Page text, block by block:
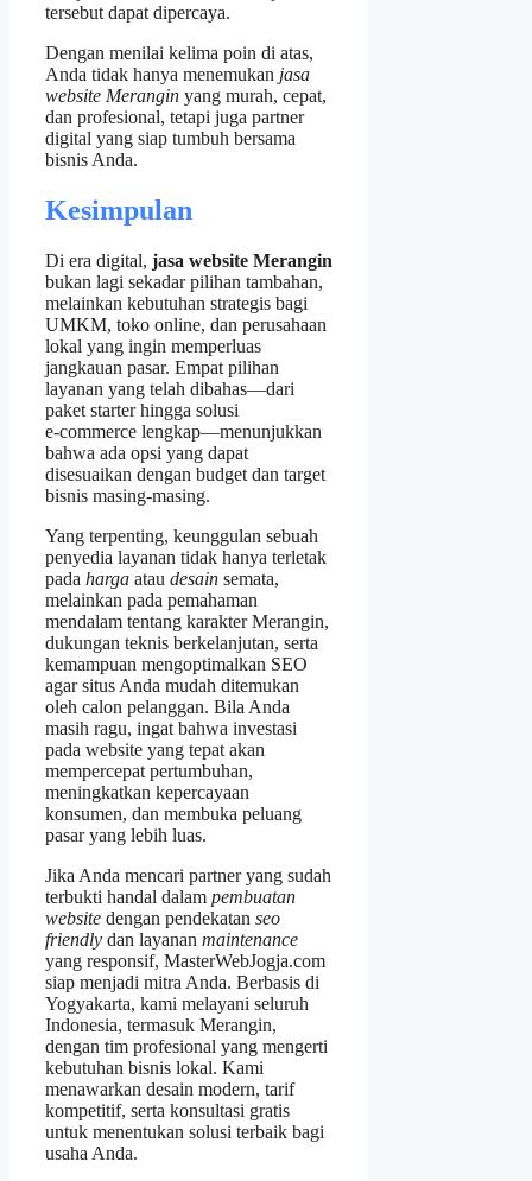
tersebut dapat dipercaya.
Dengan menilai kelima poin di atas,
Anda tidak hanya menemukan jasa
website Merangin yang murah, cepat,
dan profesional, tetapi juga partner
digital yang siap tumbuh bersama
bisnis Anda.
Kesimpulan
Di era digital, jasa website Merangin
bukan lagi sekadar pilihan tambahan,
melainkan kebutuhan strategis bagi
UMKM, toko online, dan perusahaan
lokal yang ingin memperluas
jangkauan pasar. Empat pilihan
layanan yang telah dibahas—dari
paket starter hingga solusi
e‑commerce lengkap—menunjukkan
bahwa ada opsi yang dapat
disesuaikan dengan budget dan target
bisnis masing‑masing.
Yang terpenting, keunggulan sebuah
penyedia layanan tidak hanya terletak
pada harga atau desain semata,
melainkan pada pemahaman
mendalam tentang karakter Merangin,
dukungan teknis berkelanjutan, serta
kemampuan mengoptimalkan SEO
agar situs Anda mudah ditemukan
oleh calon pelanggan. Bila Anda
masih ragu, ingat bahwa investasi
pada website yang tepat akan
mempercepat pertumbuhan,
meningkatkan kepercayaan
konsumen, dan membuka peluang
pasar yang lebih luas.
Jika Anda mencari partner yang sudah
terbukti handal dalam pembuatan
website dengan pendekatan seo
friendly dan layanan maintenance
yang responsif, MasterWebJogja.com
siap menjadi mitra Anda. Berbasis di
Yogyakarta, kami melayani seluruh
Indonesia, termasuk Merangin,
dengan tim profesional yang mengerti
kebutuhan bisnis lokal. Kami
menawarkan desain modern, tarif
kompetitif, serta konsultasi gratis
untuk menentukan solusi terbaik bagi
usaha Anda.